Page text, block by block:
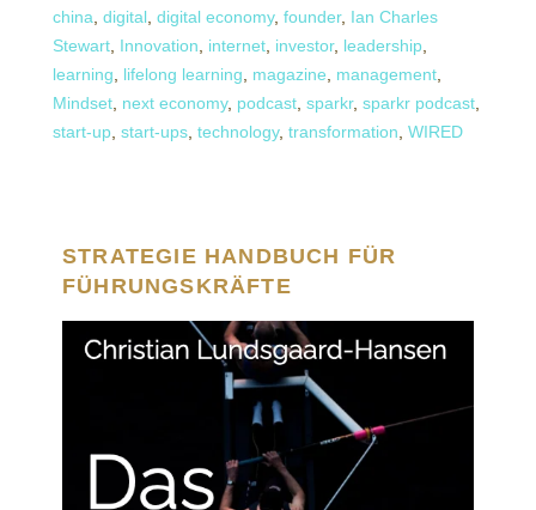
china digital digital economy, founder, Ian Charles
Stewart Innovation internet investor, leadership
learning
lifelong learning magazine management
Mindset next economy, podcast sparkr, sparkr podcast
start-up start-ups technology, transformation WIRED
STRATEGIE HANDBUCH FÜR
FÜHRUNGSKRÄFTE